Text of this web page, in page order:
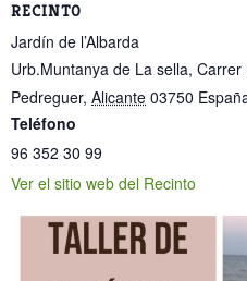
RECINTO
Jardín de l’Albarda
Urb.Muntanya de La sella, Carrer
Pedreguer, Alicante 03750
Teléfono
96 352 30 99
Ver el sitio web del Recinto